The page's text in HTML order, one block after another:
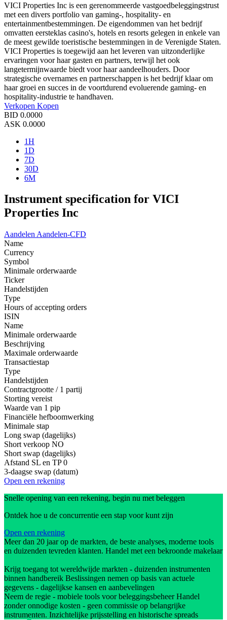
VICI Properties Inc is een gerenommeerde vastgoedbeleggingstrust
met een divers portfolio van gaming-, hospitality- en
entertainmentbestemmingen. De eigendommen van het bedrijf
omvatten eersteklas casino's, hotels en resorts gelegen in enkele van
de meest gewilde toeristische bestemmingen in de Verenigde Staten.
VICI Properties is toegewijd aan het leveren van uitzonderlijke
ervaringen voor haar gasten en partners, terwijl het ook
langetermijnwaarde biedt voor haar aandeelhouders. Door
strategische overnames en partnerschappen is het bedrijf klaar om
haar groei en succes in de voortdurend evoluerende gaming- en
hospitality-industrie te handhaven.
Verkopen Kopen
BID 0.0000
ASK 0.0000
1H
1D
7D
30D
6M
Instrument specification for VICI
Properties Inc
Aandelen Aandelen-CFD
Name
Currency
Symbol
Minimale orderwaarde
Ticker
Handelstijden
Type
Hours of accepting orders
ISIN
Name
Minimale orderwaarde
Beschrijving
Maximale orderwaarde
Transactiestap
Type
Handelstijden
Contractgrootte / 1 partij
Storting vereist
Waarde van 1 pip
Financiële hefboomwerking
Minimale stap
Long swap (dagelijks)
Short verkoop NO
Short swap (dagelijks)
Afstand SL en TP 0
3-daagse swap (datum)
Open een rekening
Snelle opening van een rekening, begin nu met beleggen
Ontdek hoe u de concurrentie een stap voor kunt zijn
Open een rekening
Meer dan 20 jaar op de markten, de beste analyses, moderne tools
en duizenden tevreden klanten. Handel met een bekroonde makelaar
Krijg toegang tot wereldwijde markten - duizenden instrumenten
binnen handbereik Beslissingen nemen op basis van actuele
gegevens - dagelijkse kansen en aanbevelingen
Neem de regie - mobiele tools voor beleggingsbeheer Handel
zonder onnodige kosten - geen commissie op belangrijke
instrumenten. Inzichtelijke prijsstelling en historische spreads